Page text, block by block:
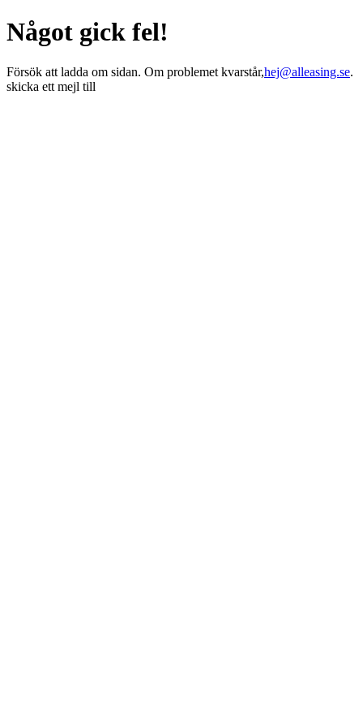
Något gick fel!
Försök att ladda om sidan. Om problemet kvarstår,hej@alleasing.se.
skicka ett mejl till